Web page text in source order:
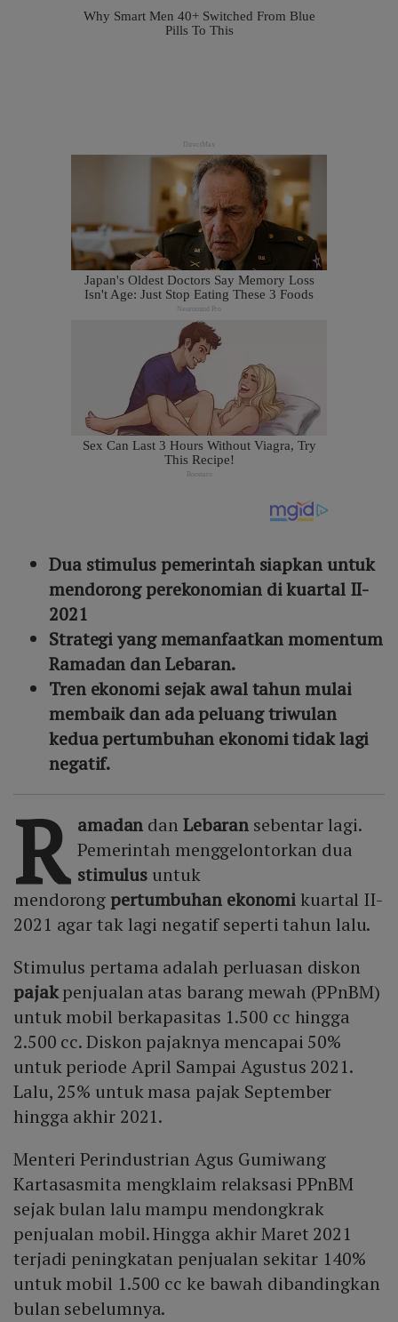
Dua stimulus pemerintah siapkan untuk
mendorong perekonomian di kuartal II-
2021
Strategi yang memanfaatkan momentum
Ramadan dan Lebaran.
Tren ekonomi sejak awal tahun mulai
membaik dan ada peluang triwulan
kedua pertumbuhan ekonomi tidak lagi
negatif.
R amadan dan Lebaran sebentar lagi.
Pemerintah menggelontorkan dua
stimulus untuk
mendorongpertumbuhan ekonomikuartal II-
2021 agar tak lagi negatif seperti tahun lalu.
Stimulus pertama adalah perluasan diskon
pajakpenjualan atas barang mewah (PPnBM)
untuk mobil berkapasitas 1.500 cc hingga
2.500 cc. Diskon pajaknya mencapai 50%
untuk periode April Sampai Agustus 2021.
Lalu, 25% untuk masa pajak September
hingga akhir 2021.
Menteri Perindustrian Agus Gumiwang
Kartasasmita mengklaim relaksasi PPnBM
sejak bulan lalu mampu mendongkrak
penjualan mobil. Hingga akhir Maret 2021
terjadi peningkatan penjualan sekitar 140%
untuk mobil 1.500 cc ke bawah dibandingkan
bulan sebelumnya.